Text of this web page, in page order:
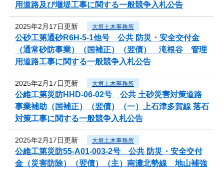
用道路及び堰堤工事に関する一般競争入札公告
2025年2月17日更新 大垣土木事務所
公砂工第通砂R6H-5-1他号 公共 防災・安全交付金
（通常砂防事業）（国補正）（翌債） 滝根谷 管理
用道路工事に関する一般競争入札公告
2025年2月17日更新 大垣土木事務所
公維工第災防HHD-06-02号 公共 土砂災害対策道路
事業補助（国補正）（翌債）（一）上石津多賀線 落石
対策工事に関する一般競争入札公告
2025年2月17日更新 大垣土木事務所
公維工第災防55-A01-003-2号 公共 防災・安全交付
金（災害防除）（翌債）（主）南濃北勢線 地山補強